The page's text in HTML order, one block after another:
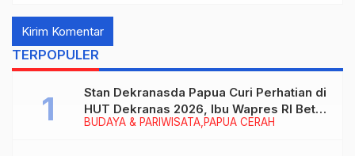
TERPOPULER
BUDAYA & PARIWISATA PAPUA CERAH
Stan Dekranasda Papua Curi Perhatian di
HUT Dekranas 2026, Ibu Wapres RI Betah
Menikmati Karya Perajin